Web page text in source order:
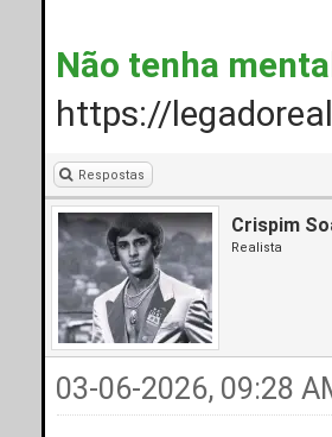
Não tenha
https://
Respostas
Crispim
Realista
03-06-2026, 09:28